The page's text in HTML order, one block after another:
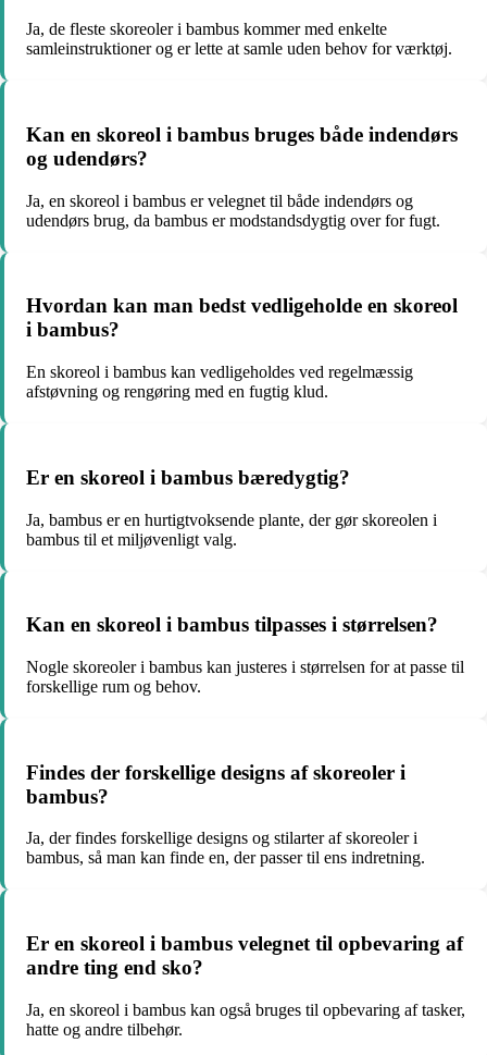
Ja, de fleste skoreoler i bambus kommer med enkelte
samleinstruktioner og er lette at samle uden behov for værktøj.
Kan en skoreol i bambus bruges både indendørs
og udendørs?
Ja, en skoreol i bambus er velegnet til både indendørs og
udendørs brug, da bambus er modstandsdygtig over for fugt.
Hvordan kan man bedst vedligeholde en skoreol
i bambus?
En skoreol i bambus kan vedligeholdes ved regelmæssig
afstøvning og rengøring med en fugtig klud.
Er en skoreol i bambus bæredygtig?
Ja, bambus er en hurtigtvoksende plante, der gør skoreolen i
bambus til et miljøvenligt valg.
Kan en skoreol i bambus tilpasses i størrelsen?
Nogle skoreoler i bambus kan justeres i størrelsen for at passe til
forskellige rum og behov.
Findes der forskellige designs af skoreoler i
bambus?
Ja, der findes forskellige designs og stilarter af skoreoler i
bambus, så man kan finde en, der passer til ens indretning.
Er en skoreol i bambus velegnet til opbevaring af
andre ting end sko?
Ja, en skoreol i bambus kan også bruges til opbevaring af tasker,
hatte og andre tilbehør.